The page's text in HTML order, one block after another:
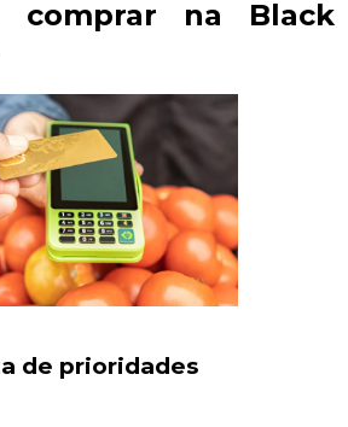
comprar na Black
de prioridades